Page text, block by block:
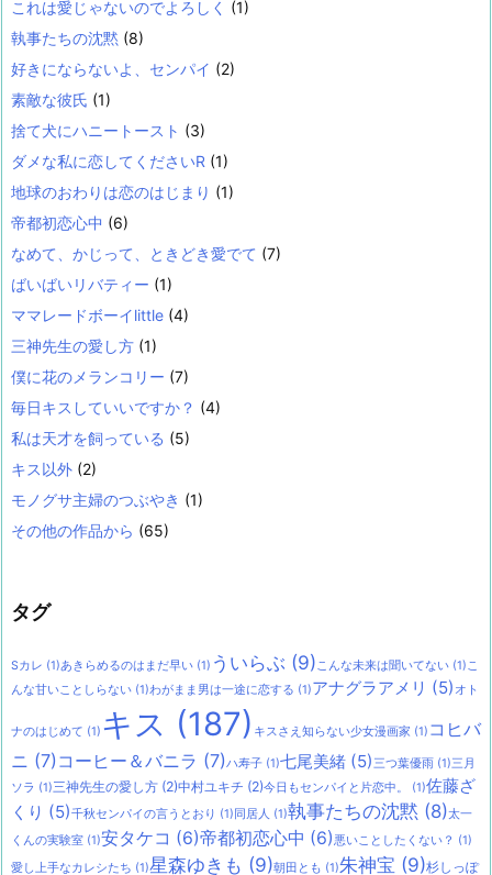
これは愛じゃないのでよろしく (1)
執事たちの沈黙 (8)
好きにならないよ、センパイ (2)
素敵な彼氏 (1)
捨て犬にハニートースト (3)
ダメな私に恋してくださいR (1)
地球のおわりは恋のはじまり (1)
帝都初恋心中 (6)
なめて、かじって、ときどき愛でて (7)
ばいばいリバティー (1)
ママレードボーイlittle (4)
三神先生の愛し方 (1)
僕に花のメランコリー (7)
毎日キスしていいですか？ (4)
私は天才を飼っている (5)
キス以外 (2)
モノグサ主婦のつぶやき (1)
その他の作品から (65)
タグ
Sカレ (1)あきらめるのはまだ早い (1) ういらぶ (9)こんな未来は聞いてない (1)こ
んな甘いことしらない (1)わがまま男は一途に恋する (1)アナグラアメリ (5) オト
ナのはじめて (1) キス (187) キスさえ知らない少女漫画家 (1) コヒバ
ニ (7)コーヒー＆バニラ (7)ハ寿子 (1)七尾美緒 (5)三つ葉優雨 (1)三月
ソラ (1)三神先生の愛し方 (2)中村ユキチ (2)今日もセンパイと片恋中。 (1)佐藤ざ
くり (5)千秋センパイの言うとおり (1)同居人 (1)執事たちの沈黙 (8)太一
くんの実験室 (1)安タケコ (6)帝都初恋心中 (6)悪いことしたくない？ (1)
愛し上手なカレシたち (1)星森ゆきも (9)朝田とも (1)朱神宝 (9)杉しっぽ